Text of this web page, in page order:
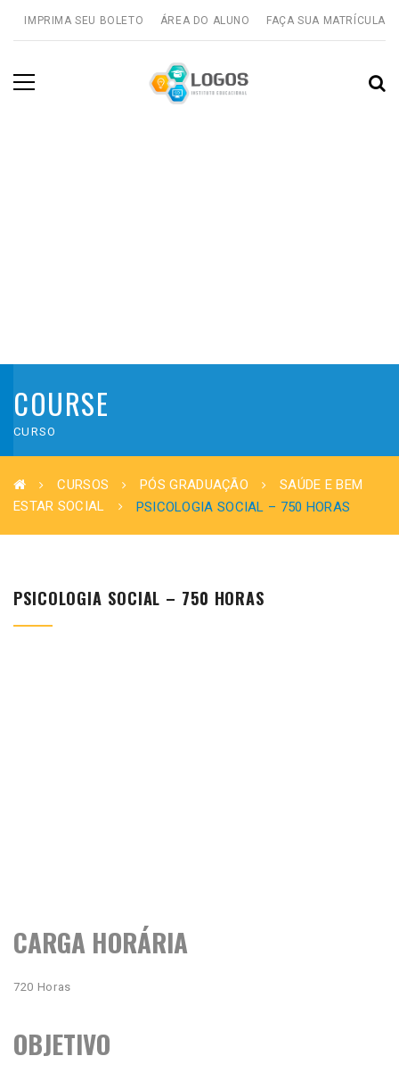
IMPRIMA SEU BOLETO ÁREA DO ALUNO FAÇA SUA MATRÍCULA
COURSE
CURSO
CURSOS PÓS GRADUAÇÃO
SAÚDE E BEM
ESTAR SOCIAL
PSICOLOGIA SOCIAL – 750 HORAS
PSICOLOGIA SOCIAL – 750 HORAS
CARGA HORÁRIA
720 Horas
OBJETIVO